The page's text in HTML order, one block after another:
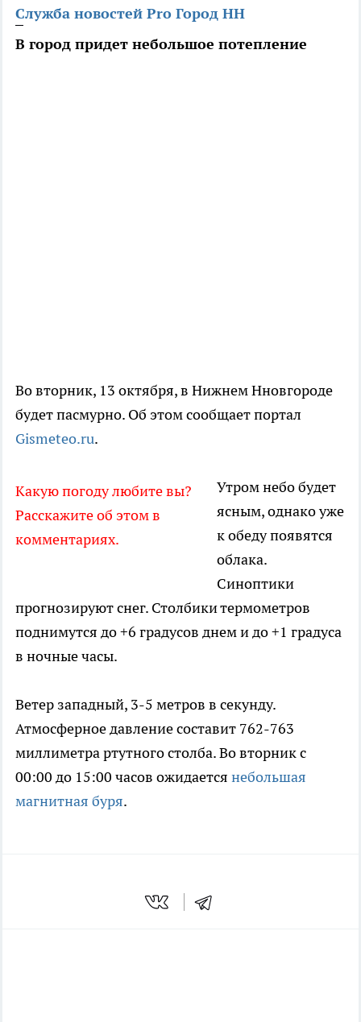
Служба новостей Pro Город НН
В город придет небольшое потепление
Во вторник, 13 октября, в Нижнем Нновгороде
будет пасмурно. Об этом сообщает портал
Gismeteo.ru.
Какую погоду любите вы?
Расскажите об этом в
комментариях.
Утром небо будет
ясным, однако уже
к обеду появятся
облака.
Синоптики
прогнозируют снег. Столбики термометров
поднимутся до +6 градусов днем и до +1 градуса
в ночные часы.
Ветер западный, 3-5 метров в секунду.
Атмосферное давление составит 762-763
миллиметра ртутного столба. Во вторник с
00:00 до 15:00 часов ожидается небольшая
магнитная буря.